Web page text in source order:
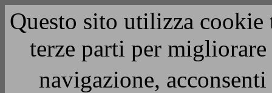
Questo sito utilizza
terze parti per
navigazione,